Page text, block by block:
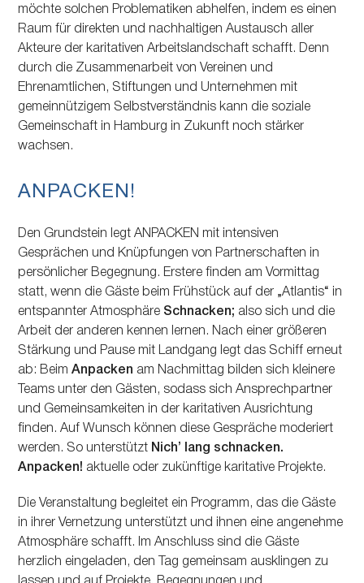
möchte solchen Problematiken abhelfen, indem es einen
Raum für direkten und nachhaltigen Austausch aller
Akteure der karitativen Arbeitslandschaft schafft. Denn
durch die Zusammenarbeit von Vereinen und
Ehrenamtlichen, Stiftungen und Unternehmen mit
gemeinnützigem Selbstverständnis kann die soziale
Gemeinschaft in Hamburg in Zukunft noch stärker
wachsen.
ANPACKEN!
Den Grundstein legt ANPACKEN mit intensiven
Gesprächen und Knüpfungen von Partnerschaften in
persönlicher Begegnung. Erstere finden am Vormittag
statt, wenn die Gäste beim Frühstück auf der „Atlantis“ in
entspannter Atmosphäre Schnacken; also sich und die
Arbeit der anderen kennen lernen. Nach einer größeren
Stärkung und Pause mit Landgang legt das Schiff erneut
ab: BeimAnpacken am Nachmittag bilden sich kleinere
Teams unter den Gästen, sodass sich Ansprechpartner
und Gemeinsamkeiten in der karitativen Ausrichtung
finden. Auf Wunsch können diese Gespräche moderiert
werden. So unterstützt Nichʼ lang schnacken.
Anpacken! aktuelle oder zukünftige karitative Projekte.
Die Veranstaltung begleitet ein Programm, das die Gäste
in ihrer Vernetzung unterstützt und ihnen eine angenehme
Atmosphäre schafft. Im Anschluss sind die Gäste
herzlich eingeladen, den Tag gemeinsam ausklingen zu